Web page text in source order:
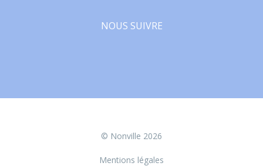
NOUS SUIVRE
© Nonville 2026
Mentions légales